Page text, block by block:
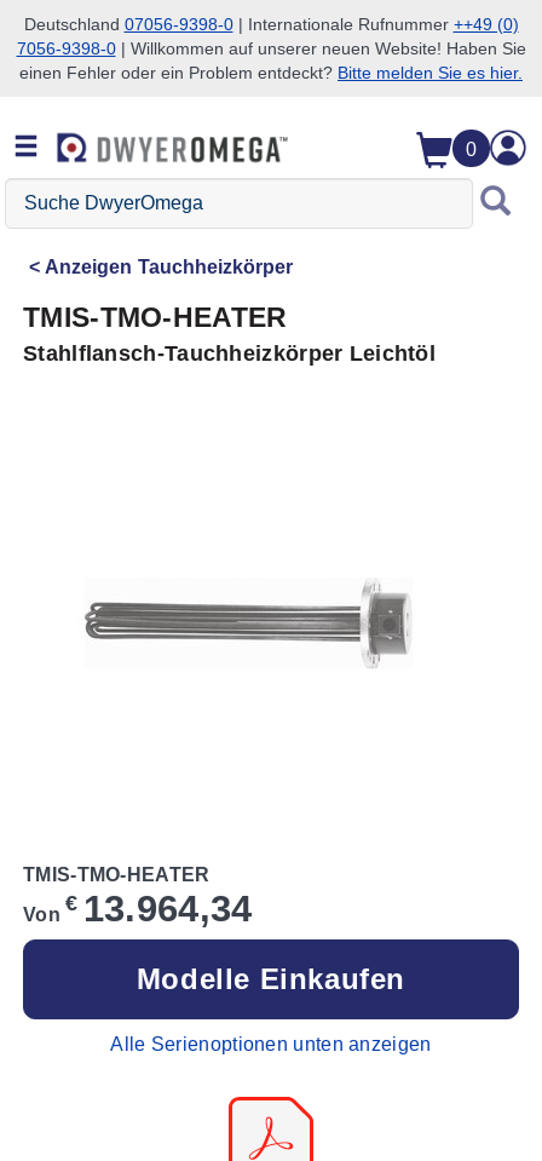
Zum Suchen überspringen
Zum Hauptinhalt überspringen
Zur Navigation überspringen
Deutschland 07056-9398-0| Internationale Rufnummer ++49 (0)
7056-9398-0| Willkommen auf unserer neuen Website! Haben Sie
einen Fehler oder ein Problem entdeckt? Bitte melden Sie es hier.
0
Suche
DwyerOmega
Anzeigen Tauchheizkörper
TMIS-TMO-HEATER
Stahlflansch-Tauchheizkörper Leichtöl
TMIS-TMO-HEATER
Von € 13.964,34
Modelle Einkaufen
Alle Serienoptionen unten anzeigen